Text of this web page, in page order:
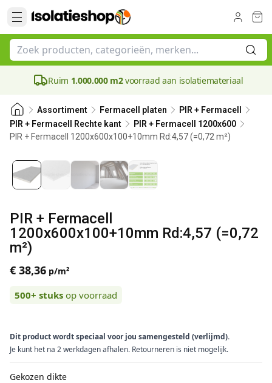
Ruim 1.000.000 m2voorraad aan isolatiemateriaal
Assortiment Fermacell platen
PIR + Fermacell
PIR + Fermacell Rechte kant
PIR + Fermacell 1200x600
PIR + Fermacell 1200x600x100+10mm Rd:4,57 (=0,72 m²)
100 mm
PIR + Fermacell
1200x600x100+10mm Rd:4,57 (=0,72
m²)
€ 38,36 p/m²
500+ stuks op voorraad
Dit product wordt speciaal voor jou samengesteld (verlijmd).
Je kunt het na 2 werkdagen afhalen. Retourneren is niet mogelijk.
Gekozen dikte